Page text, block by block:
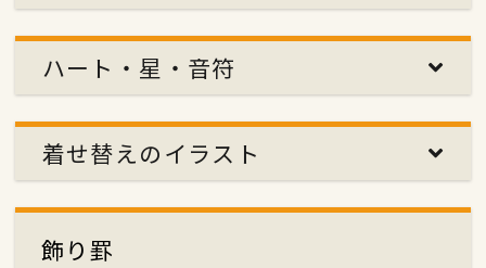
ハート・星・音符
着せ替えのイラスト
飾り罫